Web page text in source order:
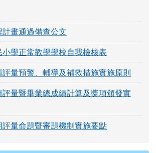
畫通過備查公文
學正常教學學校自我檢核表
量預警、輔導及補救措施實施原則
量暨畢業總成績計算及獎項頒發實
量命題暨審題機制實施要點